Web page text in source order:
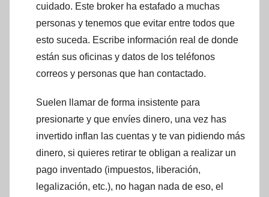
cuidado. Este broker ha estafado a muchas
personas y tenemos que evitar entre todos que
esto suceda. Escribe información real de donde
están sus oficinas y datos de los teléfonos
correos y personas que han contactado.
Suelen llamar de forma insistente para
presionarte y que envíes dinero, una vez has
invertido inflan las cuentas y te van pidiendo más
dinero, si quieres retirar te obligan a realizar un
pago inventado (impuestos, liberación,
legalización, etc.), no hagan nada de eso, el